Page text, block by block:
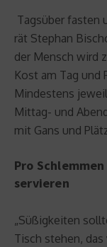
Tagsüber fasten
rät Stephan
der Mensch wird
Kost am Tag und
Mindestens
Mittag- und
mit Gans und
Pro
servieren
„Süßigkeiten
Tisch stehen,